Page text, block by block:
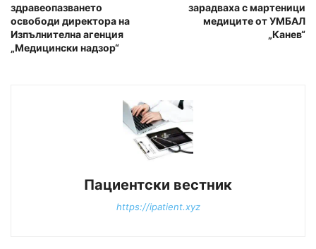
здравеопазването
освободи директора на
Изпълнителна агенция
„Медицински надзор“
зарадваха с мартеници
медиците от УМБАЛ
„Канев“
Пациентски вестник
https://ipatient.xyz